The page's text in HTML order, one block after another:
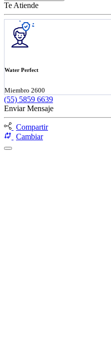
Te Atiende
Water Perfect
Miembro 2600
(55) 5859 6639
Enviar Mensaje
Compartir
Cambiar